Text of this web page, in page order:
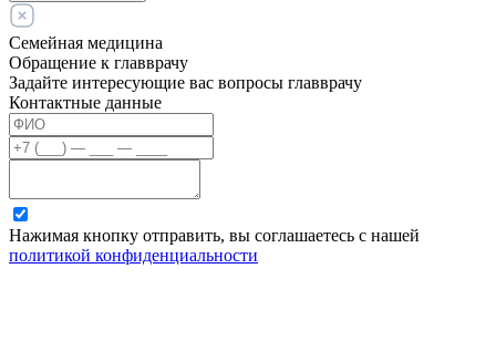
Семейная медицина
Обращение к главврачу
Задайте интересующие вас вопросы главврачу
Контактные данные
Нажимая кнопку отправить, вы соглашаетесь с нашей
политикой конфиденциальности